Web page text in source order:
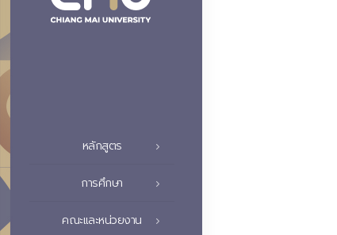
หลักสูตร
การศึกษา
คณะและหน่วยงาน